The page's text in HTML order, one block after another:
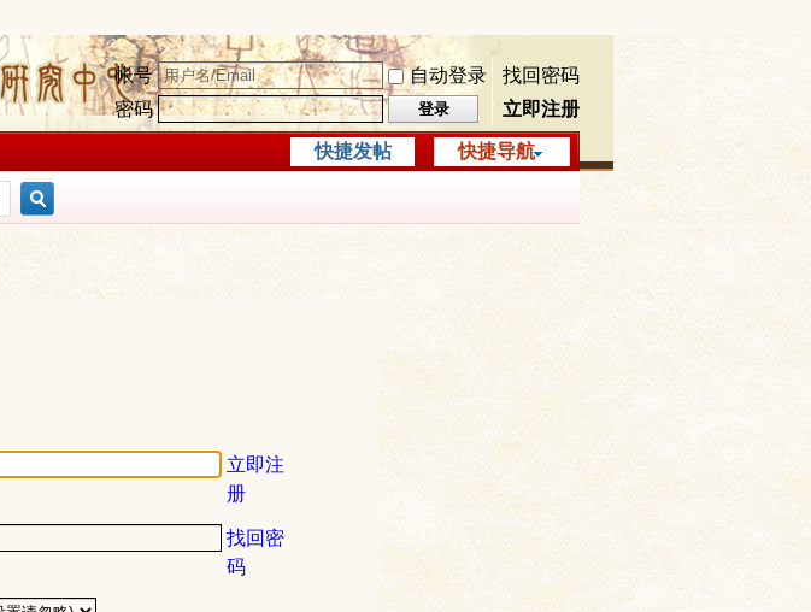
帐号 自动登录
找回密码
密码
登录 立即注册
快捷导航
快捷发帖
立即注
册
找回密
码